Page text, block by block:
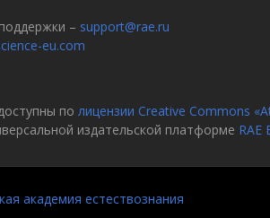
– support@rae.ru
eu.com
по лицензии Creative Commons
издательской платформе RAE
академия естествознания